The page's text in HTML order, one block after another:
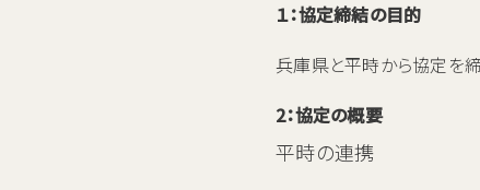
１：協定締結の目的
兵庫県と平時から協定を
2：協定の概要
平時の連携